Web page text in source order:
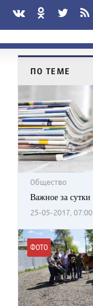
ПО ТЕМЕ
Общество
Важное за сутки
25-05-2017, 07:00
ФОТО